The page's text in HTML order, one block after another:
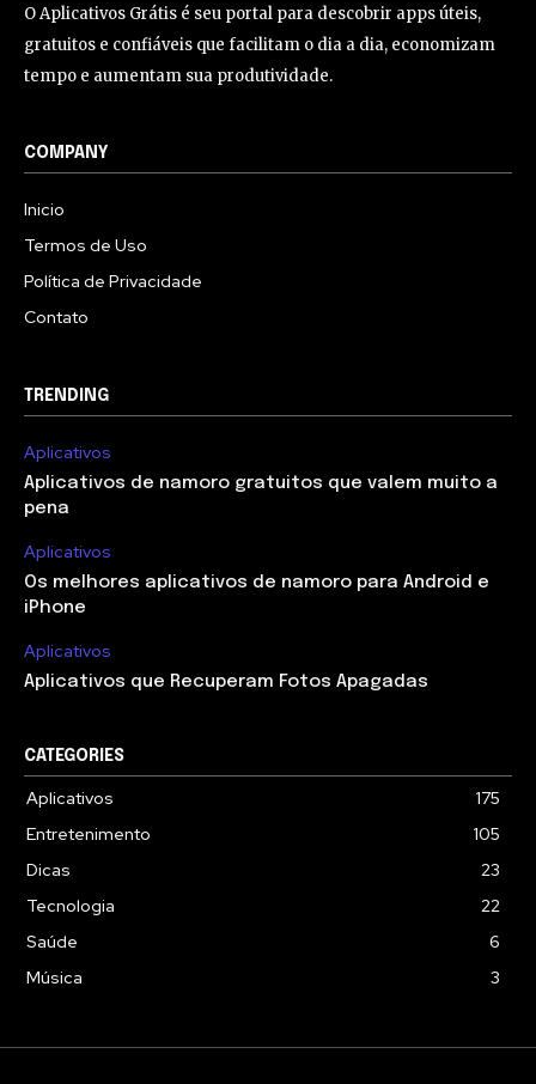
O Aplicativos Grátis é seu portal para descobrir apps úteis,
gratuitos e confiáveis que facilitam o dia a dia, economizam
tempo e aumentam sua produtividade.
COMPANY
Inicio
Termos de Uso
Política de Privacidade
Contato
TRENDING
Aplicativos
Aplicativos de namoro gratuitos que valem muito a
pena
Aplicativos
Os melhores aplicativos de namoro para Android e
iPhone
Aplicativos
Aplicativos que Recuperam Fotos Apagadas
CATEGORIES
Aplicativos
175
Entretenimento
105
Dicas
23
Tecnologia
22
Saúde
6
Música
3